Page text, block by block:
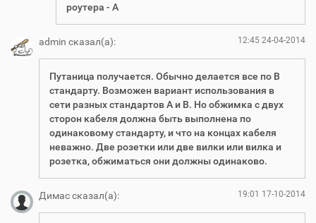
роутера - А
admin сказал(а): 12:45 24-04-2014
Путаница получается. Обычно делается все по B
стандарту. Возможен вариант использования в
сети разных стандартов А и В. Но обжимка с двух
сторон кабеля должна быть выполнена по
одинаковому стандарту, и что на концах кабеля
неважно. Две розетки или две вилки или вилка и
розетка, обжиматься они должны одинаково.
Димас сказал(а): 19:01 17-10-2014